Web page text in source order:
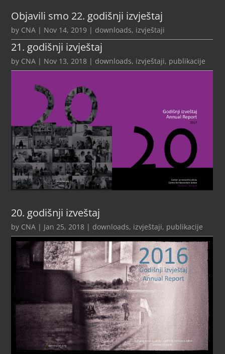
Objavili smo 22. godišnji izvještaj
by CNA | Nov 14, 2019 | downloads, izvještaji
21. godišnji izvještaj
by CNA | Nov 13, 2018 | downloads, izvještaji, publikacije
20. godišnji izveštaj
by CNA | Jan 25, 2018 | downloads, izvještaji, publikacije